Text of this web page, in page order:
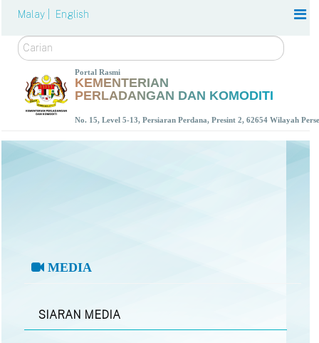
Malay | English
Carian
Portal Rasmi
KEMENTERIAN
PERLADANGAN DAN KOMODITI
No. 15, Level 5-13, Persiaran Perdana, Presint 2, 62654 Wilayah
MEDIA
SIARAN MEDIA